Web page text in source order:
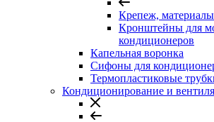
Крепеж,
Кронштейны для
кондиционеров
Капельная воронка
Сифоны для
Термопластиковые
Кондиционирование и